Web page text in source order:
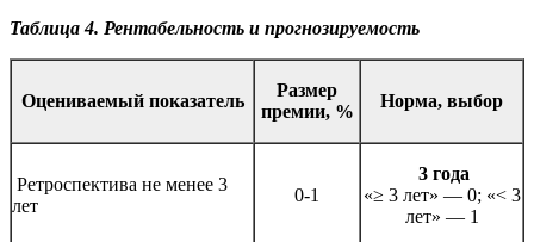
Таблица 4. Рентабельность и прогнозируемость
Оцениваемый показатель
Размер
премии, %
Норма, выбор
Ретроспектива не менее 3
лет
0-1
3 года
«≥ 3 лет» — 0; «< 3
лет» — 1